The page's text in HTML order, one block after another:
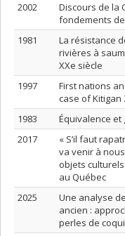
2002
Discours de la
fondements
1981
La résistance
rivières à
XXe siècle
1997
First nations
case of Kitigan
1983
Équivalence et
2017
« S’il faut
va venir à
objets
au Québec
2025
Une analyse
ancien :
perles de